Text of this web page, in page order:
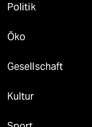
Politik
Öko
Gesellschaft
Kultur